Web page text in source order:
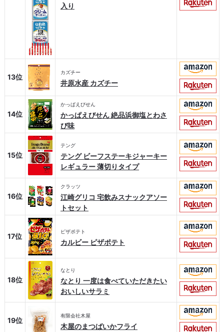
入り
13位
カズチー
井原水産 カズチー
14位
かっぱえびせん
かっぱえびせん 絶品浜御塩とわさ
び味
15位
テング
テング ビーフステーキジャーキー
レギュラー 薄切りタイプ
16位
クラッツ
江崎グリコ 宅飲みスナックアソー
トセット
17位
ピザポテト
カルビー ピザポテト
18位
なとり
なとり 一度は食べていただきたい
おいしいサラミ
19位
有限会社木屋
木屋のまつばいかフライ